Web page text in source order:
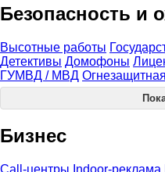
Безопасность и
Высотные работы
Детективы Домофоны
ГУМВД / МВД
Бизнес